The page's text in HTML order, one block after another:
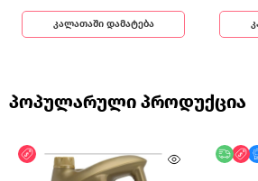
კალათაში დამატება
პოპულარული პროდუქცია
ფასდაკლება